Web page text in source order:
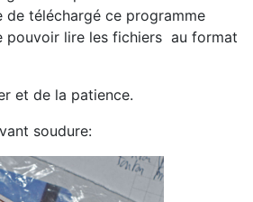
de téléchargé ce programme
pouvoir lire les fichiers au format
et de la patience.
soudure: